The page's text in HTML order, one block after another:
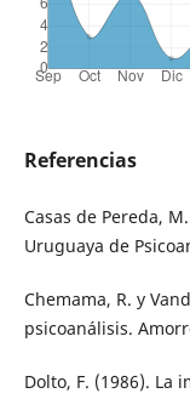
Referencias
Casas de Pereda,
Uruguaya de
Chemama, R. y
psicoanálisis.
Dolto, F. (1986). La